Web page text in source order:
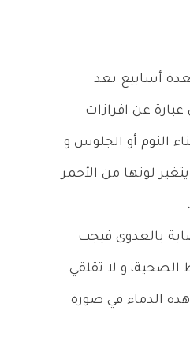
أسابيع بعد
عبارة عن افرازات
النوم أو الجلوس و
لونها من الأحمر
بالعدوى فيجب
و لا تقلقي
الدماء في صورة